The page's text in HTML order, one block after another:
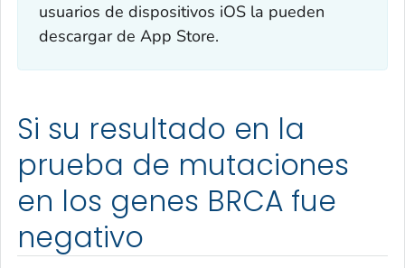
usuarios de dispositivos iOS la pueden
descargar de App Store.
Si su resultado en la
prueba de mutaciones
en los genes BRCA fue
negativo